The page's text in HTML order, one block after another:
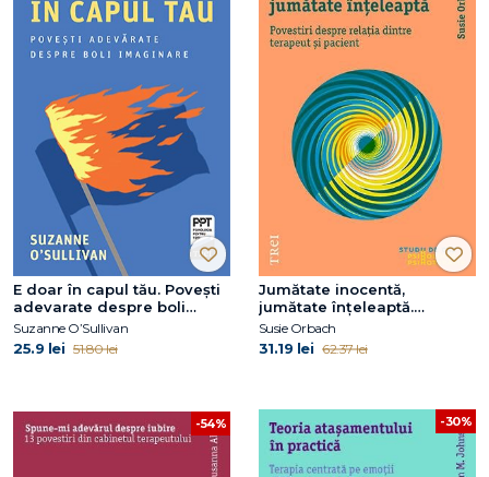
E doar în capul tău. Povești
adevarate despre boli
imaginare
Suzanne O’Sullivan
25.9 lei 51.80 lei
Jumătate inocentă,
jumătate înțeleaptă.
Povestiri despre relația
dintre terapeut și pacient
Susie Orbach
31.19 lei 62.37 lei
-54% -30%